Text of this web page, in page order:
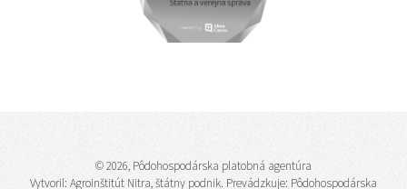
© 2026, Pôdohospodárska platobná agentúra
Vytvoril: Agroinštitút Nitra, štátny podnik. Prevádzkuje: Pôdohospodárska